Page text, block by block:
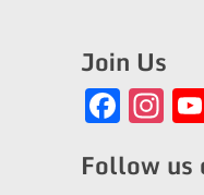
Join Us
Follow us